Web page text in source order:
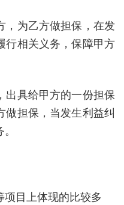
，为乙方做担保，在发
行相关义务，保障甲方
出具给甲方的一份担保
做担保，当发生利益纠
目上体现的比较多